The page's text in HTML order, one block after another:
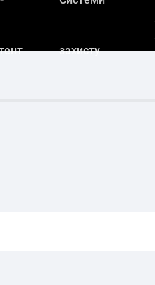
захисту